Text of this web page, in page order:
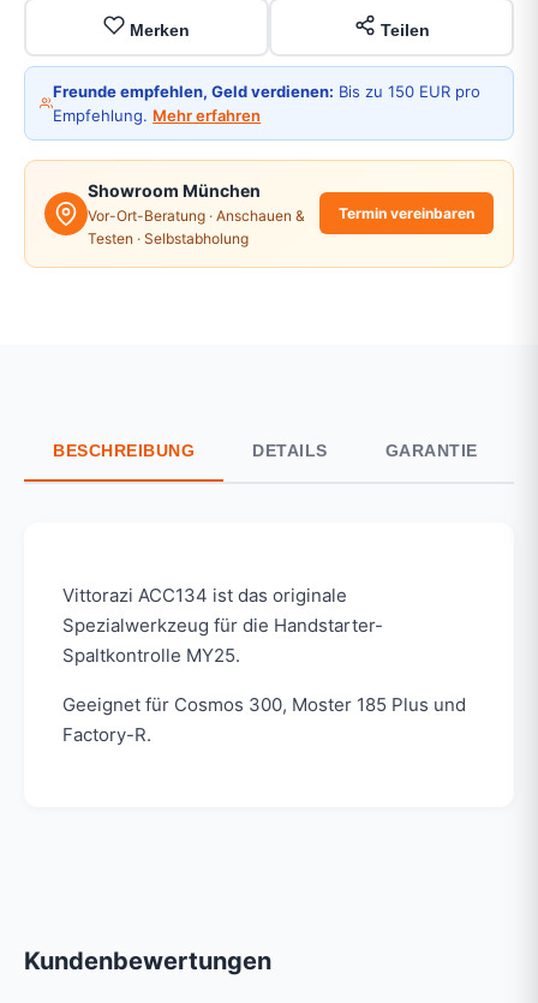
Merken Teilen
Freunde empfehlen, Geld verdienen: Bis zu 150 EUR pro
Empfehlung. Mehr erfahren
Showroom München
Vor-Ort-Beratung · Anschauen &
Testen · Selbstabholung
Termin vereinbaren
BESCHREIBUNG DETAILS GARANTIE
Vittorazi ACC134 ist das originale
Spezialwerkzeug für die Handstarter-
Spaltkontrolle MY25.
Geeignet für Cosmos 300, Moster 185 Plus und
Factory-R.
Kundenbewertungen